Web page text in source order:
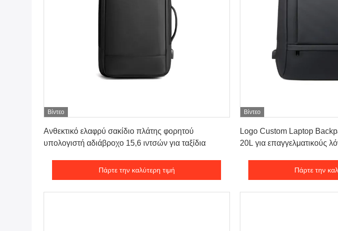
Βίντεο
Ανθεκτικό ελαφρύ σακίδιο πλάτης φορητού
υπολογιστή αδιάβροχο 15,6 ιντσών για ταξίδια
Πάρτε την καλύτερη τιμή
Βίντεο
Logo Custom Laptop
20L για επαγγελματικούς
Πάρτε την